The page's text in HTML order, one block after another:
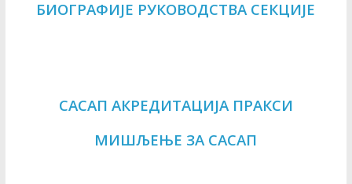
БИОГРАФИЈЕ РУКОВОДСТВА СЕКЦИЈЕ
САСАП АКРЕДИТАЦИЈА ПРАКСИ
МИШЉЕЊЕ ЗА САСАП